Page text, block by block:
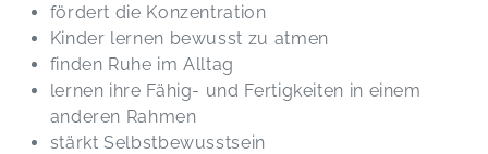
fördert die Konzentration
Kinder lernen bewusst zu atmen
finden Ruhe im Alltag
lernen ihre Fähig- und Fertigkeiten in einem
anderen Rahmen
stärkt Selbstbewusstsein